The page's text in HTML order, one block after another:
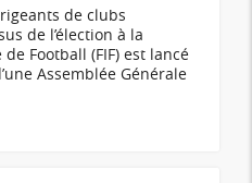
de clubs
de l’élection à la
Football (FIF) est lancé
Assemblée Générale